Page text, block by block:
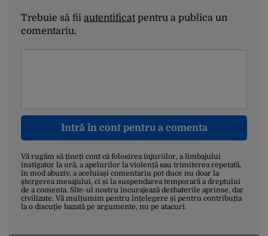
Trebuie să fii autentificatpentru a publica un
comentariu.
Intră în cont pentru a comenta
Vă rugăm să țineți cont că folosirea injuriilor, a limbajului
instigator la ură, a apelurilor la violență sau trimiterea repetată,
în mod abuziv, a aceluiași comentariu pot duce nu doar la
ștergerea mesajului, ci și la suspendarea temporară a dreptului
de a comenta. Site-ul nostru încurajează dezbaterile aprinse, dar
civilizate. Vă mulțumim pentru înțelegere și pentru contribuția
la o discuție bazată pe argumente, nu pe atacuri.